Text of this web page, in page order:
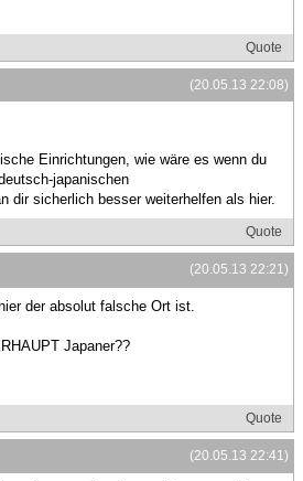
Quote
(20.05.13 22:08)
Einrichtungen, wie wäre es wenn du
japanischen
dir sicherlich besser weiterhelfen als hier.
Quote
(20.05.13 22:21)
der absolut falsche Ort ist.
Japaner??
Quote
(20.05.13 22:41)